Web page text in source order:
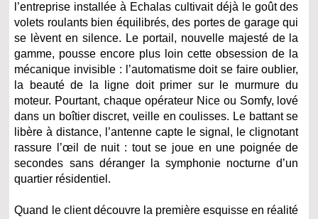
l’entreprise installée à Echalas cultivait déjà le goût des
volets roulants bien équilibrés, des portes de garage qui
se lèvent en silence. Le portail, nouvelle majesté de la
gamme, pousse encore plus loin cette obsession de la
mécanique invisible : l’automatisme doit se faire oublier,
la beauté de la ligne doit primer sur le murmure du
moteur. Pourtant, chaque opérateur Nice ou Somfy, lové
dans un boîtier discret, veille en coulisses. Le battant se
libère à distance, l’antenne capte le signal, le clignotant
rassure l’œil de nuit : tout se joue en une poignée de
secondes sans déranger la symphonie nocturne d’un
quartier résidentiel.
Quand le client découvre la première esquisse en réalité